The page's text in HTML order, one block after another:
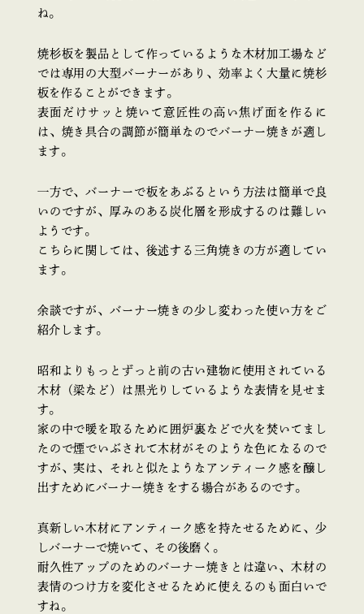
ね。
焼杉板を製品として作っているような木材加工場など
では専用の大型バーナーがあり、効率よく大量に焼杉
板を作ることができます。
表面だけサッと焼いて意匠性の高い焦げ面を作るに
は、焼き具合の調節が簡単なのでバーナー焼きが適し
ます。
一方で、バーナーで板をあぶるという方法は簡単で良
いのですが、厚みのある炭化層を形成するのは難しい
ようです。
こちらに関しては、後述する三角焼きの方が適してい
ます。
余談ですが、バーナー焼きの少し変わった使い方をご
紹介します。
昭和よりもっとずっと前の古い建物に使用されている
木材（梁など）は黒光りしているような表情を見せま
す。
家の中で暖を取るために囲炉裏などで火を焚いてまし
たので煙でいぶされて木材がそのような色になるので
すが、実は、それと似たようなアンティーク感を醸し
出すためにバーナー焼きをする場合があるのです。
真新しい木材にアンティーク感を持たせるために、少
しバーナーで焼いて、その後磨く。
耐久性アップのためのバーナー焼きとは違い、木材の
表情のつけ方を変化させるために使えるのも面白いで
すね。